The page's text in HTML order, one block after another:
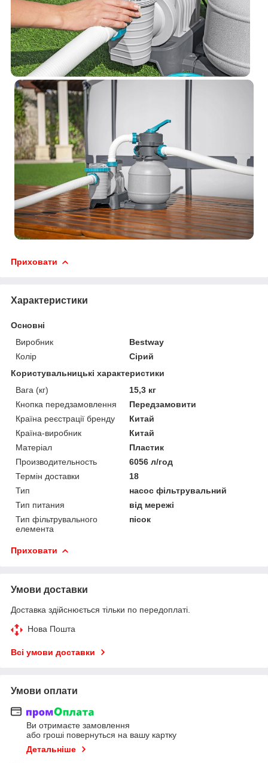
Приховати
Характеристики
Основні
Виробник
Bestway
Колір
Сірий
Користувальницькі характеристики
Вага (кг)
15,3 кг
Кнопка передзамовлення
Передзамовити
Країна реєстрації бренду
Китай
Країна-виробник
Китай
Матеріал
Пластик
Производительность
6056 л/год
Термін доставки
18
Тип
насос фільтрувальний
Тип питания
від мережі
Тип фільтрувального
елемента
пісок
Приховати
Умови доставки
Доставка здійснюється тільки по передоплаті.
Нова Пошта
Всі умови доставки
Умови оплати
Ви отримаєте замовлення
або гроші повернуться на вашу картку
Детальніше